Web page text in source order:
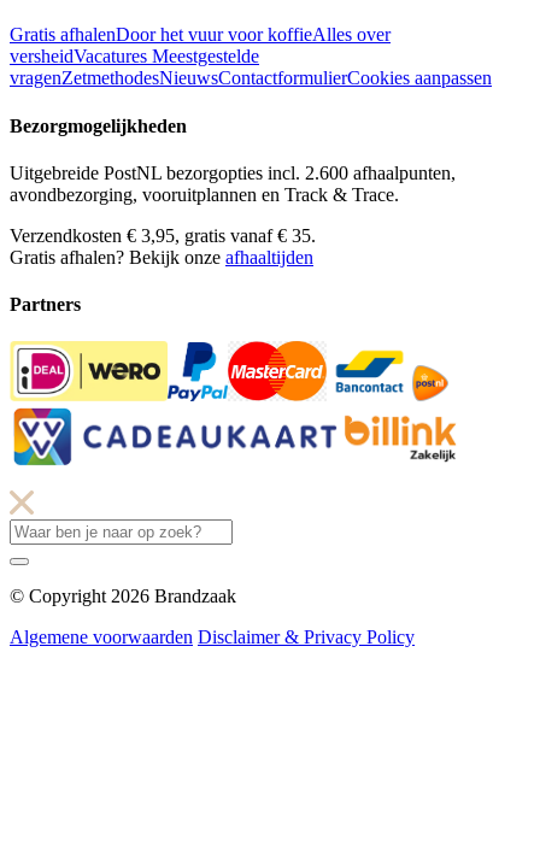
Gratis afhalenDoor het vuur voor koffieAlles over
versheidVacatures Meestgestelde
vragenZetmethodesNieuwsContactformulierCookies aanpassen
Bezorgmogelijkheden
Uitgebreide PostNL bezorgopties incl. 2.600 afhaalpunten,
avondbezorging, vooruitplannen en Track & Trace.
Verzendkosten € 3,95, gratis vanaf € 35.
Gratis afhalen? Bekijk onze afhaaltijden
Partners
© Copyright 2026 Brandzaak
Algemene voorwaarden Disclaimer & Privacy Policy